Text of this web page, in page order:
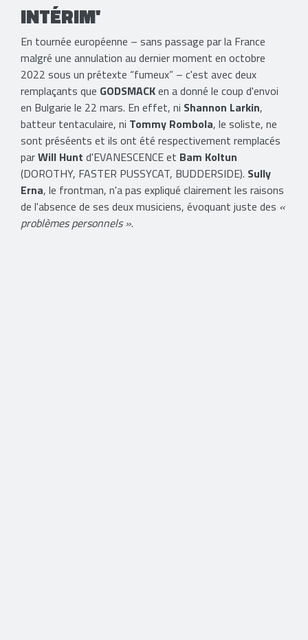
INTÉRIM'
En tournée européenne – sans passage par la France
malgré une annulation au dernier moment en octobre
2022 sous un prétexte “fumeux” – c'est avec deux
remplaçants que GODSMACKen a donné le coup d'envoi
en Bulgarie le 22 mars. En effet, ni Shannon Larkin,
batteur tentaculaire, ni Tommy Rombola, le soliste, ne
sont préséents et ils ont été respectivement remplacés
parWill Hunt d'EVANESCENCE et Bam Koltun
(DOROTHY, FASTER PUSSYCAT, BUDDERSIDE). Sully
Erna, le frontman, n'a pas expliqué clairement les raisons
de l'absence de ses deux musiciens, évoquant juste des «
problèmes personnels ».